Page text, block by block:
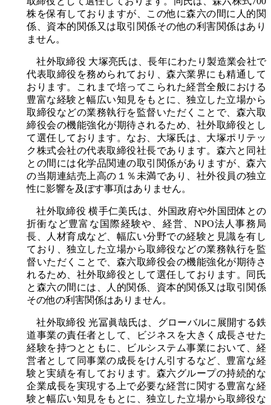
株を保有しておりますが、この他に森六の間に人的関
係、資本的関係又は取引関係その他の利害関係はあり
ません。
社外取締役 大塚亮氏は、長年にわたり製造業会社で
代表取締役を務められており、森六業界にも精通して
おります。これまで培ってこられた経営全般における
豊富な経験と幅広い知見をもとに、独立した立場から
取締役などの業務執行を監督いただくことで、森六取
締役会の機能強化が期待されるため、社外取締役とし
て選任しております。なお、大塚氏は、大塚ポリテッ
ク株式会社の代表取締役社長であります。森六と同社
との間には化学品関連の取引関係がありますが、森六
の当期連結売上高の１％未満であり、社外役員の独立
性に影響を及ぼす事項はありません。
社外取締役 横手仁美氏は、外国政府や外国団体との
折衝など豊富な国際経験や、経営、NPO法人事務局
長、人材育成など、幅広い分野での経験と見識を有し
ており、独立した立場から取締役などの業務執行を監
督いただくことで、森六取締役会の機能強化が期待さ
れるため、社外取締役として選任しております。同氏
と森六の間には、人的関係、資本的関係又は取引関係
その他の利害関係はありません。
社外取締役 光冨眞哉氏は、グローバルに展開する鉄
道事業の責任者として、ビジネスを大きく成長させた
経験を持つとともに、ビルシステム事業において、経
営者として同事業の成長をけん引するなど、豊富な経
験と実績を有しております。森六グループの持続的な
企業成長を実現する上で必要な経営に関する豊富な経
験と幅広い知見をもとに、独立した立場から取締役な